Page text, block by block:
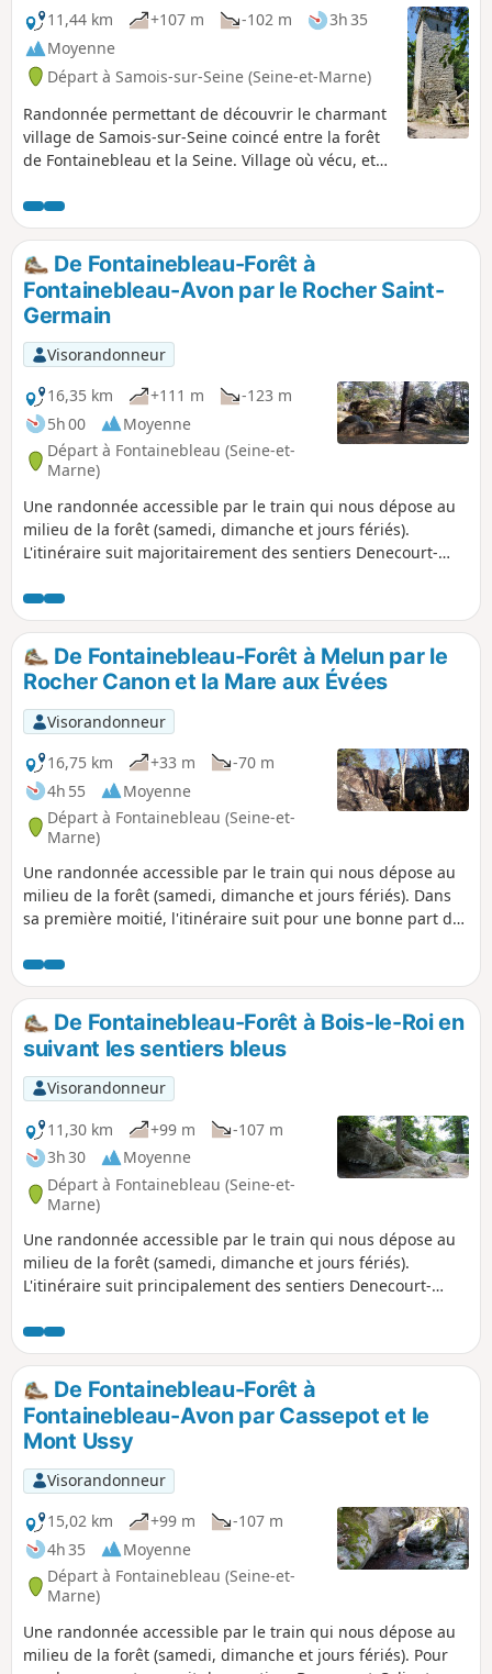
11,44 km
+107 m -102 m
3h 35
Moyenne
Départ à Samois-sur-Seine (Seine-et-Marne)
Randonnée permettant de découvrir le charmant
village de Samois-sur-Seine coincé entre la forêt
de Fontainebleau et la Seine. Village où vécu, et
créateur du "jazz manouche". Au passage, on
peut admirer, le long de la Seine, quelques
"affolantes" ces villas construites par de riches
parisiens à la fin XIXe siècle, début XXe siècle.
De Fontainebleau-Forêt à
Fontainebleau-Avon par le Rocher Saint-
Germain
Visorandonneur
16,35 km
+111 m
-123 m
5h 00
Moyenne
Départ à Fontainebleau (Seine-et-
Marne)
Une randonnée accessible par le train qui nous dépose au
milieu de la forêt (samedi, dimanche et jours fériés).
L'itinéraire suit majoritairement des sentiers Denecourt-
de leur balisage. On sinue en sous-bois, loin des larges
allées forestières et on tournicote au milieu des rochers. Au
Rocher Cassepot, on trouve deux beaux sites d'où l'on
bénéficie d'un vaste panorama. La fin de la randonnée fait
passer par plusieurs fontaines.
De Fontainebleau-Forêt à Melun par le
Rocher Canon et la Mare aux Évées
Visorandonneur
16,75 km
+33 m
-70 m
4h 55
Moyenne
Départ à Fontainebleau (Seine-et-
Marne)
Une randonnée accessible par le train qui nous dépose au
milieu de la forêt (samedi, dimanche et jours fériés). Dans
sa première moitié, l'itinéraire suit pour une bonne part des
fait de la couleur de leur balisage : on sinue en sous-bois et
on tournicote au milieu des rochers. Après la charmante
Mare aux Évées, on emprunte essentiellement des chemins
forestiers. On traverse enfin un secteur urbain à Dammarie-
les-Lys pour rejoindre la gare de Melun.
De Fontainebleau-Forêt à Bois-le-Roi en
suivant les sentiers bleus
Visorandonneur
11,30 km
+99 m
-107 m
3h 30
Moyenne
Départ à Fontainebleau (Seine-et-
Marne)
Une randonnée accessible par le train qui nous dépose au
milieu de la forêt (samedi, dimanche et jours fériés).
L'itinéraire suit principalement des sentiers Denecourt-
de leur balisage. On sinue en sous-bois, loin des larges
allées forestières, et sur plusieurs tronçons, on tournicote
au milieu des rochers.
De Fontainebleau-Forêt à
Fontainebleau-Avon par Cassepot et le
Mont Ussy
Visorandonneur
15,02 km
+99 m
-107 m
4h 35
Moyenne
Départ à Fontainebleau (Seine-et-
Marne)
Une randonnée accessible par le train qui nous dépose au
milieu de la forêt (samedi, dimanche et jours fériés). Pour